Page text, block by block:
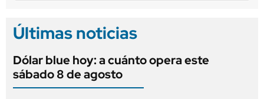
Últimas noticias
Dólar blue hoy: a cuánto opera este
sábado 8 de agosto